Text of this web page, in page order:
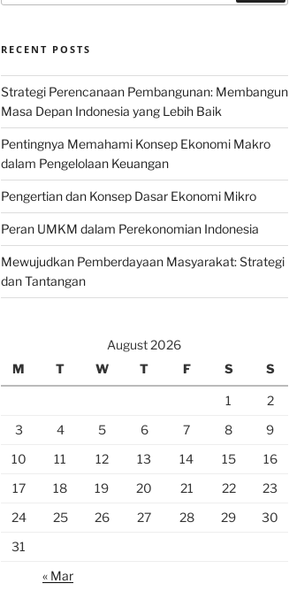
RECENT POSTS
Strategi Perencanaan Pembangunan: Membangun
Masa Depan Indonesia yang Lebih Baik
Pentingnya Memahami Konsep Ekonomi Makro
dalam Pengelolaan Keuangan
Pengertian dan Konsep Dasar Ekonomi Mikro
Peran UMKM dalam Perekonomian Indonesia
Mewujudkan Pemberdayaan Masyarakat: Strategi
dan Tantangan
August 2026
M
T W T F S S
1
2
3
4 5 6 7 8
9
10
11 12 13 14 15
16
17
18 19 20 21 22
23
24
25 26 27 28 29
30
31
« Mar